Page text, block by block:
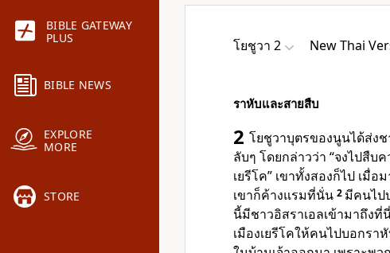
BIBLE GATEWAY
PLUS
BIBLE NEWS
EXPLORE
MORE
STORE
โยชูวา 2 New Thai
ราหับและสายสืบ
2 โยชูวาบุตรของนูนได้ส่ง
ลับๆ โดยกล่าวว่า “จงไปสืบ
เยรีโค” เขาทั้งสองก็ไป เ
เขาก็ค้างแรมที่นั่น 2 มีคนไป
นี้มีชาวอิสราเอลเข้ามาถึง
เมืองเยรีโคให้คนไปบอกรา